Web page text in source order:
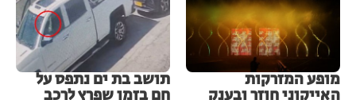
מופע המזרקות תושב בת ים נתפס על